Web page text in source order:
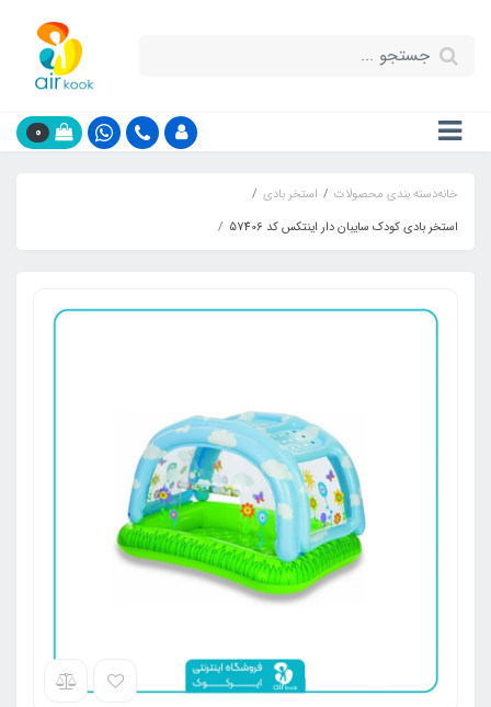
0
خانهدسته بندی محصولات
استخر بادی
استخر بادی کودک سایبان دار اینتکس کد 57406